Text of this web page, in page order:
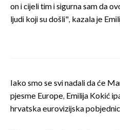
on i cijeli tim i sigurna sam da
ljudi koji su došli", kazala je
Iako smo se svi nadali da će
pjesme Europe, Emilija Kokić
hrvatska eurovizijska